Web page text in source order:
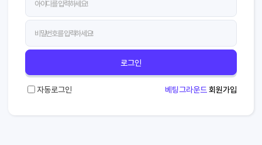
로그인
자동로그인 베팅그라운드 회원가입